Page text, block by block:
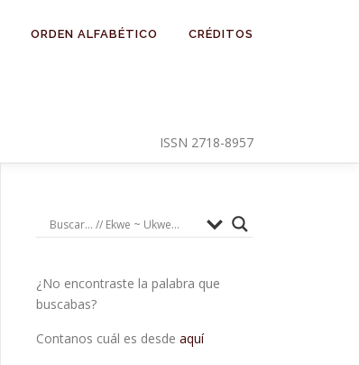
ORDEN ALFABÉTICO CRÉDITOS
ISSN 2718-8957
¿No encontraste la palabra que
buscabas?
Contanos cuál es desde aquí